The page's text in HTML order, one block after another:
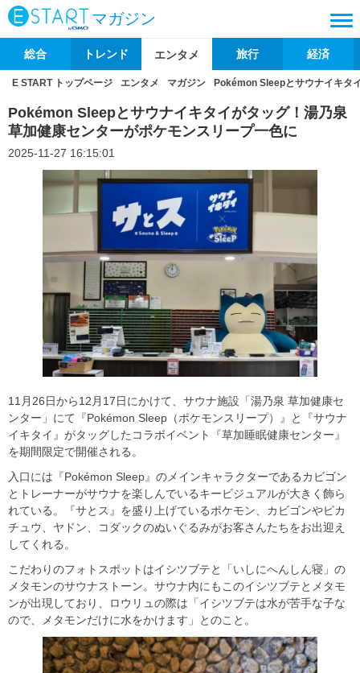
マガジン
総合 トレンド エンタメ 旅行 経済
E START トップページ エンタメ マガジン Pokémon Sleepとサウナイキタ
Pokémon Sleepとサウナイキタイがタッグ！湯乃泉
草加健康センターがポケモンスリープ一色に
2025-11-27 16:15:01
11月26日から12月17日にかけて、サウナ施設「湯乃泉 草加健康セ
ンター」にて『Pokémon Sleep（ポケモンスリープ）』と『サウナ
イキタイ』がタッグしたコラボイベント『草加睡眠健康センター』
を期間限定で開催される。
入口には『Pokémon Sleep』のメインキャラクターであるカビゴン
とトレーナーがサウナを楽しんでいるキービジュアルが大きく飾ら
れている。『サとス』を盛り上げているポケモン、カビゴンやピカ
チュウ、ヤドン、コダックのぬいぐるみがお客さんたちをお出迎え
してくれる。
こだわりのフォトスポットはイシツブテと「いしにへんしん寝」の
メタモンのサウナストーン。サウナ内にもこのイシツブテとメタモ
ンが出現しており、ロウリュの際は「イシツブテは水が苦手な子な
ので、メタモンだけに水をかけます」とのこと。